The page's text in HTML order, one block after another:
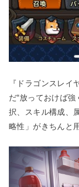
『ドラゴンスレイ
だ“放っておけば
択、スキル構成、
略性」がきちんと